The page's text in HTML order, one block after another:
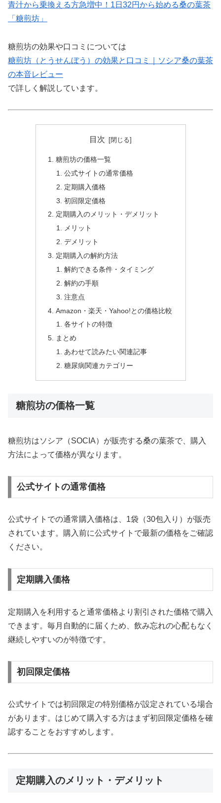
青汁から乗換える方急増中！1日32円から始める桑の葉茶
「糖煎坊」
糖煎坊の効果や口コミについては
糖煎坊（とうせんぼう）の効果と口コミ｜ソシア桑の葉茶
の本音レビュー
で詳しく解説しています。
目次
糖煎坊の価格一覧
公式サイトの通常価格
定期購入価格
初回限定価格
定期購入のメリット・デメリット
メリット
デメリット
定期購入の解約方法
解約できる条件・タイミング
解約の手順
注意点
Amazon・楽天・Yahoo!との価格比較
各サイトの特徴
まとめ
あわせて読みたい関連記事
糖尿病関連カテゴリー
糖煎坊の価格一覧
糖煎坊はソシア（SOCIA）が販売する桑の葉茶で、購入
方法によって価格が異なります。
公式サイトの通常価格
公式サイトでの通常購入価格は、1袋（30包入り）が販売
されています。購入前に公式サイトで最新の価格をご確認
ください。
定期購入価格
定期購入を利用すると通常価格より割引された価格で購入
できます。毎月自動的に届くため、飲み忘れの心配もなく
継続しやすいのが特徴です。
初回限定価格
公式サイトでは初回限定の特別価格が設定されている場合
があります。はじめて購入する方はまず初回限定価格を確
認することをおすすめします。
定期購入のメリット・デメリット